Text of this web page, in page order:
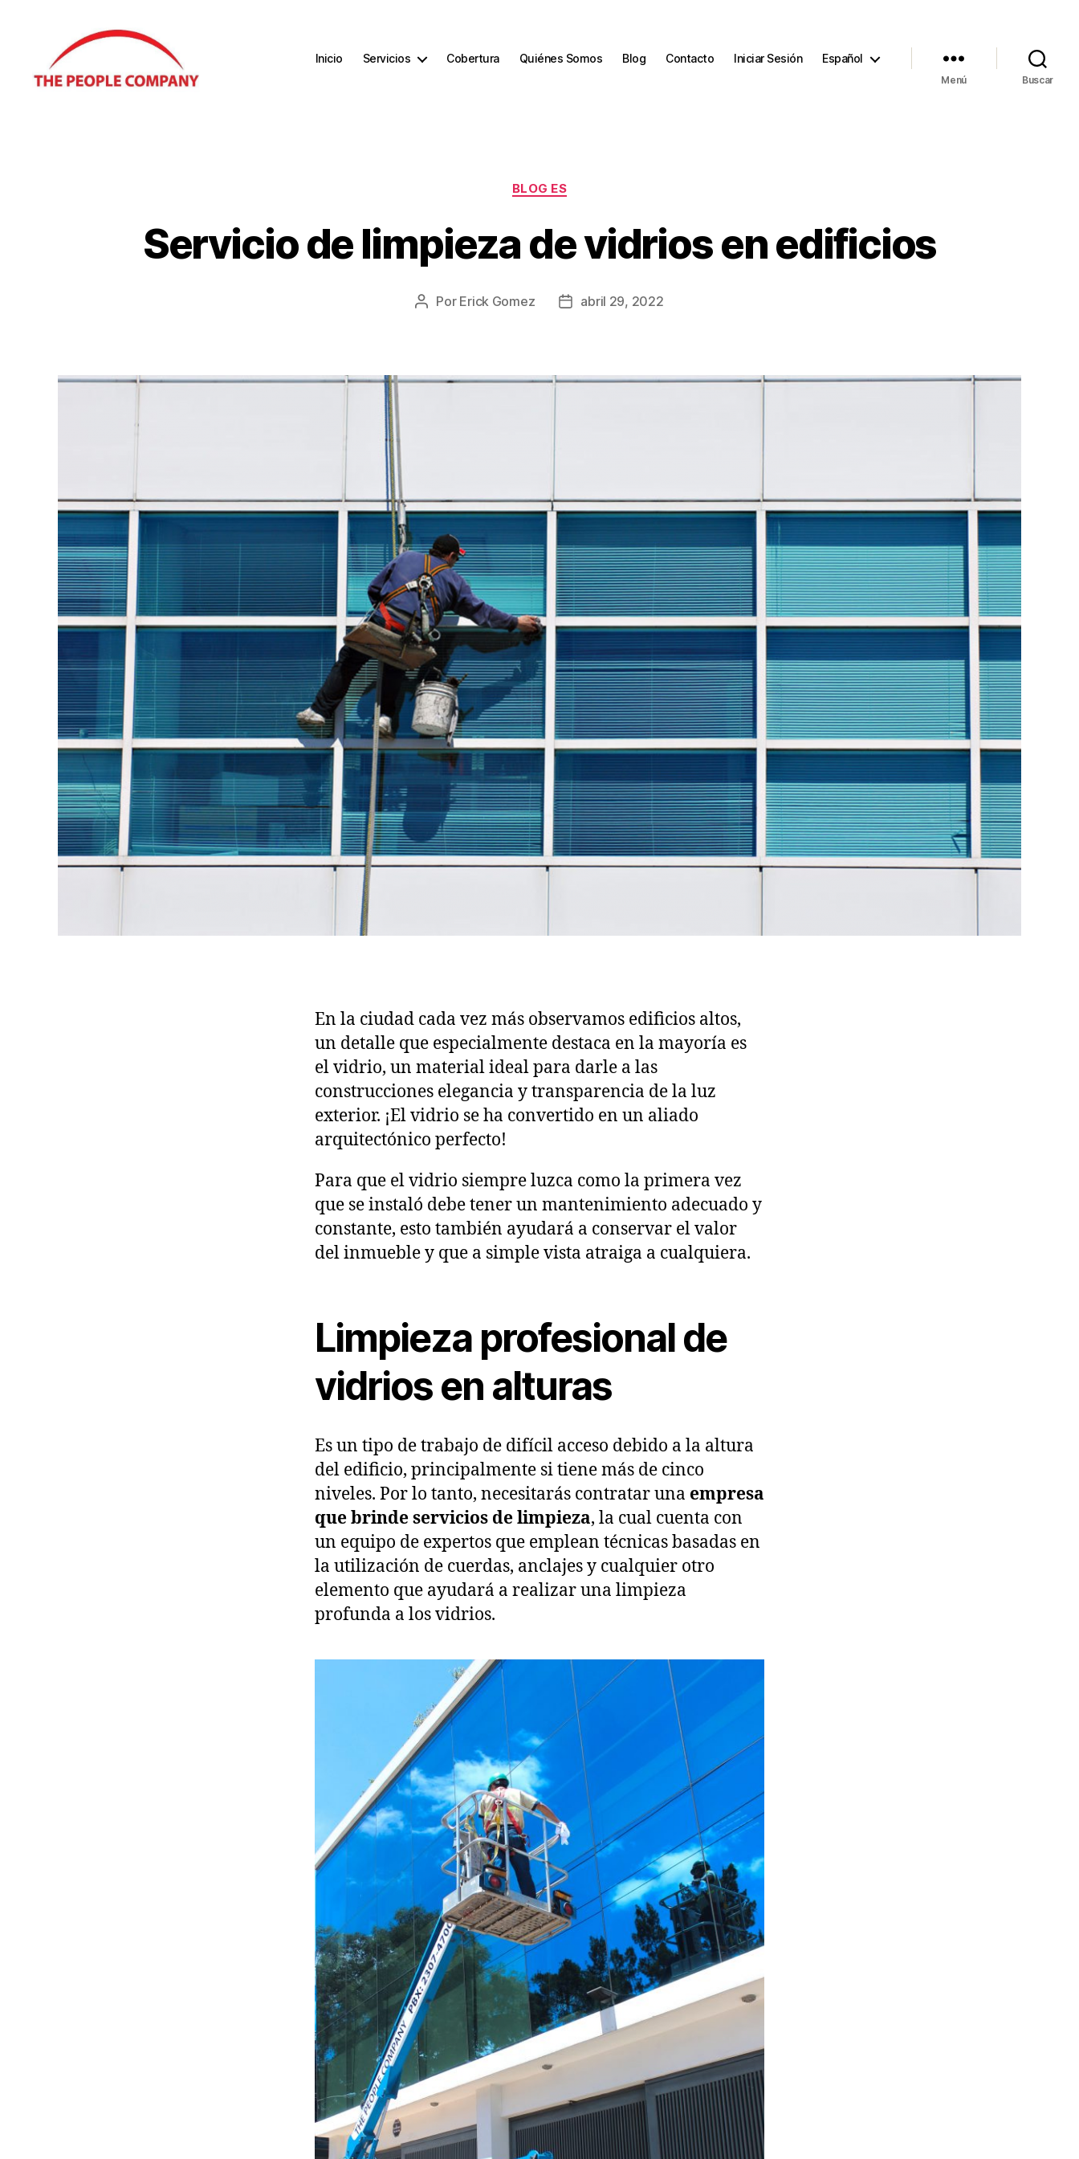
Inicio Servicios Cobertura Quiénes Somos Blog Contacto Iniciar Sesión Español
Menú Buscar
BLOG ES
Servicio de limpieza de vidrios en edificios
Por Erick Gomez abril 29, 2022
En la ciudad cada vez más observamos edificios altos,
un detalle que especialmente destaca en la mayoría es
el vidrio, un material ideal para darle a las
construcciones elegancia y transparencia de la luz
exterior. ¡El vidrio se ha convertido en un aliado
arquitectónico perfecto!
Para que el vidrio siempre luzca como la primera vez
que se instaló debe tener un mantenimiento adecuado y
constante, esto también ayudará a conservar el valor
del inmueble y que a simple vista atraiga a cualquiera.
Limpieza profesional de
vidrios en alturas
Es un tipo de trabajo de difícil acceso debido a la altura
del edificio, principalmente si tiene más de cinco
niveles. Por lo tanto, necesitarás contratar una empresa
que brinde servicios de limpieza, la cual cuenta con
un equipo de expertos que emplean técnicas basadas en
la utilización de cuerdas, anclajes y cualquier otro
elemento que ayudará a realizar una limpieza
profunda a los vidrios.